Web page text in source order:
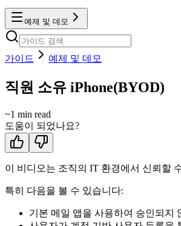
예제 및 데모
가이드 예제 및 데모
직원 소유 iPhone(BYOD)
~1 min read
도움이 되었나요?
이 비디오는 조직의 IT 환경에서 신뢰할
특히 다음을 볼 수 있습니다:
기본 메일 앱을 사용하여 승인되지